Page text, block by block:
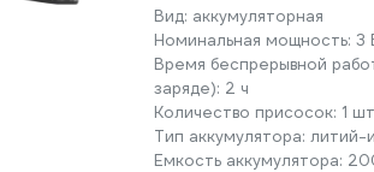
Вид: аккумуляторная
Номинальная мощность: 3
Время беспрерывной
заряде): 2 ч
Количество присосок: 1 шт
Тип аккумулятора: литий-
Емкость аккумулятора: